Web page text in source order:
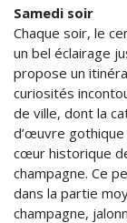
Samedi soir
Chaque soir, le
un bel éclairage
propose un
curiosités
de ville, dont la
d’œuvre gothique
cœur historique
champagne. Ce
dans la partie
champagne,